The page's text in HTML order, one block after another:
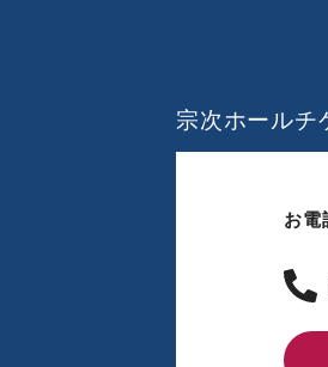
宗次ホール
お電